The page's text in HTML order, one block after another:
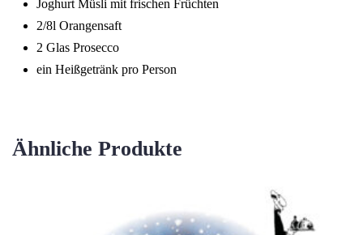
Joghurt Müsli mit frischen Früchten
2/8l Orangensaft
2 Glas Prosecco
ein Heißgetränk pro Person
Ähnliche Produkte